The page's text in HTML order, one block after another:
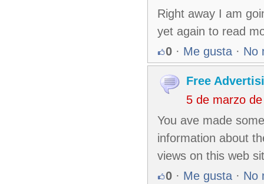
Right away I am
yet again to read
0 · Me gusta · No
Free
5 de marzo
You ave made
information about
views on this web
0 · Me gusta · No